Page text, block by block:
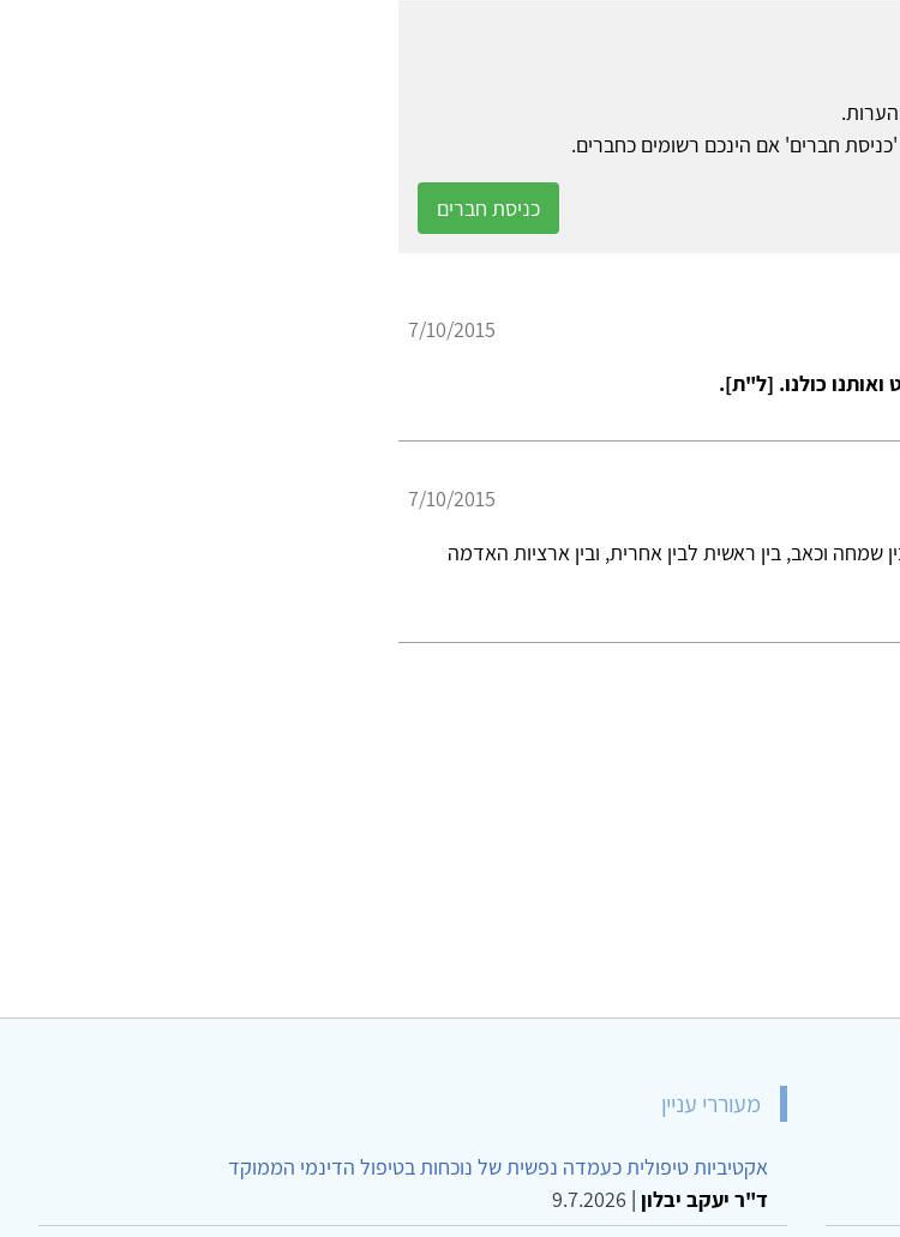
כניסת חברים
אקטיביות טיפולית כעמדה נפשית של נוכחות בטיפול הדינמי הממוקד